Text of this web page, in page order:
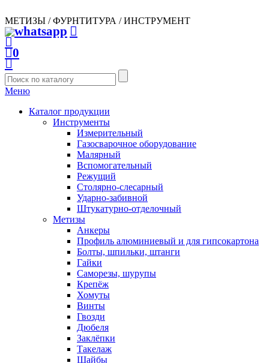
МЕТИЗЫ / ФУРНТИТУРА / ИНСТРУМЕНТ
0
Меню
Каталог продукции
Инструменты
Измерительный
Газосварочное оборудование
Малярный
Вспомогательный
Режущий
Столярно-слесарный
Ударно-забивной
Штукатурно-отделочный
Метизы
Анкеры
Профиль алюминиевый и для гипсокартона
Болты, шпильки, штанги
Гайки
Саморезы, шурупы
Крепёж
Хомуты
Винты
Гвозди
Дюбеля
Заклёпки
Такелаж
Шайбы